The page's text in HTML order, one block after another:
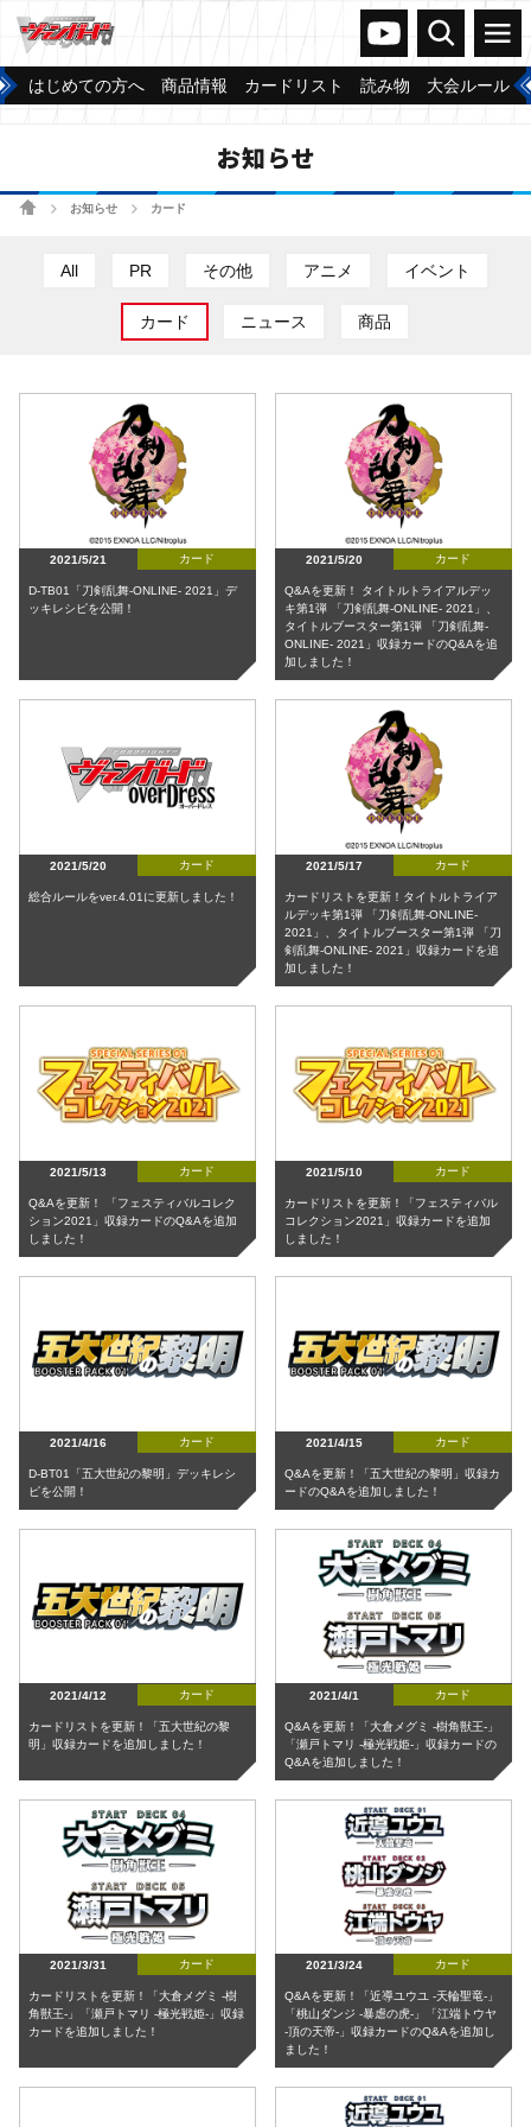
ヴァンガードch
検索 メニュー
はじめての方へ 商品情報 カードリスト 読み物 大会ルール
お知らせ
ホームお知らせ カード
All PR その他 アニメ イベント
カード ニュース 商品
2021/5/21 カード
D-TB01「刀剣乱舞-ONLINE- 2021」デ
ッキレシピを公開！
2021/5/20 カード
Q&Aを更新！ タイトルトライアルデッ
キ第1弾 「刀剣乱舞-ONLINE- 2021」、
タイトルブースター第1弾 「刀剣乱舞-
ONLINE- 2021」収録カードのQ&Aを追
加しました！
2021/5/20 カード
総合ルールをver.4.01に更新しました！
2021/5/17 カード
カードリストを更新！タイトルトライア
ルデッキ第1弾 「刀剣乱舞-ONLINE-
2021」、タイトルブースター第1弾 「刀
剣乱舞-ONLINE- 2021」収録カードを追
加しました！
2021/5/13 カード
Q&Aを更新！ 「フェスティバルコレク
ション2021」収録カードのQ&Aを追加
しました！
2021/5/10 カード
カードリストを更新！「フェスティバル
コレクション2021」収録カードを追加
しました！
2021/4/16 カード
D-BT01「五大世紀の黎明」デッキレシ
ピを公開！
2021/4/15 カード
Q&Aを更新！「五大世紀の黎明」収録カ
ードのQ&Aを追加しました！
2021/4/12 カード
カードリストを更新！「五大世紀の黎
明」収録カードを追加しました！
2021/4/1 カード
Q&Aを更新！「大倉メグミ -樹角獣王-」
「瀬戸トマリ -極光戦姫-」収録カードの
Q&Aを追加しました！
2021/3/31 カード
カードリストを更新！「大倉メグミ -樹
角獣王-」「瀬戸トマリ -極光戦姫-」収録
カードを追加しました！
2021/3/24 カード
Q&Aを更新！「近導ユウユ -天輪聖竜-」
「桃山ダンジ -暴虐の虎-」「江端トウヤ
-頂の天帝-」収録カードのQ&Aを追加し
ました！